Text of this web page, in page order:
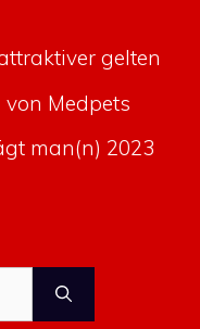
gelten
Medpets
man(n) 2023